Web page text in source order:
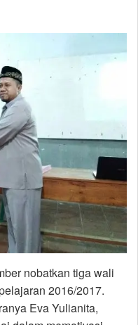
nobatkan tiga wali
2016/2017.
Eva Yulianita,